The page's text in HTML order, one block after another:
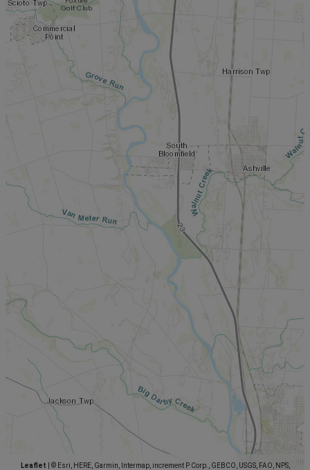
Leaflet
© Esri, HERE, Garmin, Intermap, increment P Corp., GEBCO, USGS, FAO, NPS,